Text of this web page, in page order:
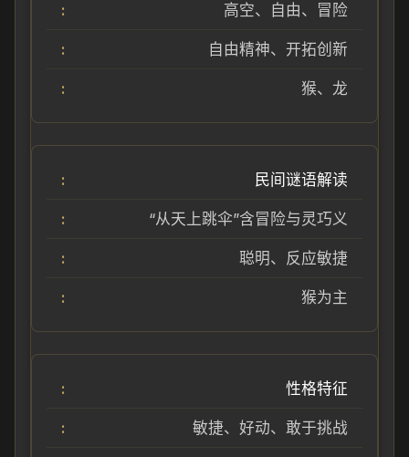
高空、自由、冒险
自由精神、开拓创新
猴、龙
民间谜语解读
“从天上跳伞”含冒险与灵巧义
聪明、反应敏捷
猴为主
性格特征
敏捷、好动、敢于挑战